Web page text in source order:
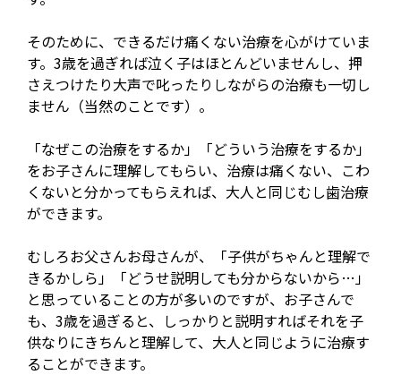
そのために、できるだけ痛くない治療を心がけていま
す。3歳を過ぎれば泣く子はほとんどいませんし、押
さえつけたり大声で叱ったりしながらの治療も一切し
ません（当然のことです）。
「なぜこの治療をするか」「どういう治療をするか」
をお子さんに理解してもらい、治療は痛くない、こわ
くないと分かってもらえれば、大人と同じむし歯治療
ができます。
むしろお父さんお母さんが、「子供がちゃんと理解で
きるかしら」「どうせ説明しても分からないから…」
と思っていることの方が多いのですが、お子さんで
も、3歳を過ぎると、しっかりと説明すればそれを子
供なりにきちんと理解して、大人と同じように治療す
ることができます。